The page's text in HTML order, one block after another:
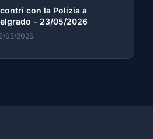
con la Polizia a
- 23/05/2026
05/2026